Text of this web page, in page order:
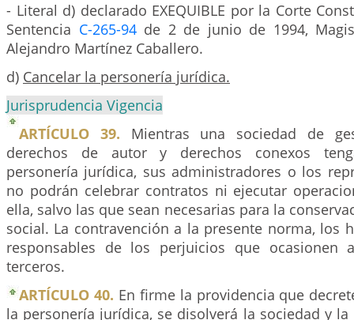
- Literal d) declarado EXEQUIBLE por la Corte
Sentencia C-265-94de 2 de junio de 1994,
Alejandro Martínez Caballero.
d) Cancelar la personería jurídica.
Jurisprudencia Vigencia
ARTÍCULO 39. Mientras una sociedad de
derechos de autor y derechos conexos
personería jurídica, sus administradores o los
no podrán celebrar contratos ni ejecutar
ella, salvo las que sean necesarias para la
social. La contravención a la presente norma, los
responsables de los perjuicios que
terceros.
ARTÍCULO 40. En firme la providencia que
la personería jurídica, se disolverá la sociedad y